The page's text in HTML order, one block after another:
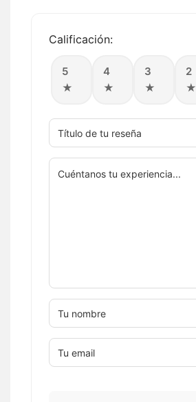
Calificación:
5
★
4
★
3
★
2
★